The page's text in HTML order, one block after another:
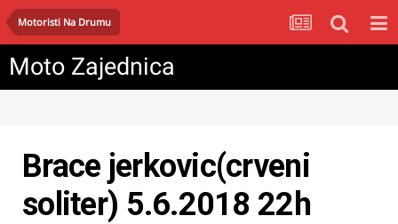
Motoristi Na Drumu
Moto Zajednica
Brace jerkovic(crveni
soliter) 5.6.2018 22h